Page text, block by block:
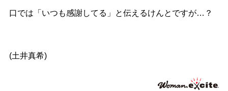
口では「いつも感謝してる」と伝えるけんとですが…？
(土井真希)